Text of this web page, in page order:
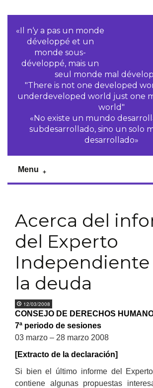
«Il n‘y a pas un monde
développé et un
monde sous-
développé, mais un
seul monde mal
"There is not one developed
underdeveloped world just one
world"
«No existe un mundo
subdesarrollado, sino un solo
desarrollado»
Menu
Acerca del
del Experto
Independiente
la deuda
12/03/2008
CONSEJO DE DERECHOS
7ª periodo de sesiones
03 marzo – 28 marzo 2008
[Extracto de la declaración]
Si bien el último informe del
contiene algunas propuestas